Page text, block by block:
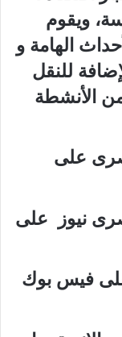
ويقوم
الهامة و
للنقل
من الأنشطة
على
نيوز على
فيس بوك